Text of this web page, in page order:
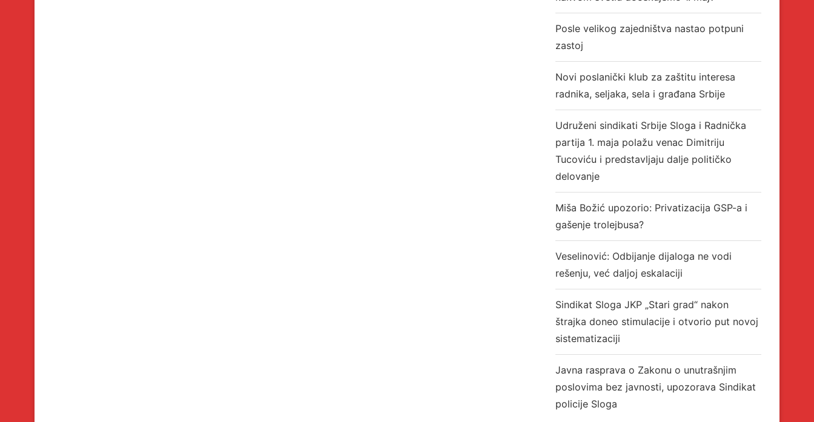
Posle velikog zajedništva nastao potpuni
zastoj
Novi poslanički klub za zaštitu interesa
radnika, seljaka, sela i građana Srbije
Udruženi sindikati Srbije Sloga i Radnička
partija 1. maja polažu venac Dimitriju
Tucoviću i predstavljaju dalje političko
delovanje
Miša Božić upozorio: Privatizacija GSP-a i
gašenje trolejbusa?
Veselinović: Odbijanje dijaloga ne vodi
rešenju, već daljoj eskalaciji
Sindikat Sloga JKP „Stari grad“ nakon
štrajka doneo stimulacije i otvorio put novoj
sistematizaciji
Javna rasprava o Zakonu o unutrašnjim
poslovima bez javnosti, upozorava Sindikat
policije Sloga